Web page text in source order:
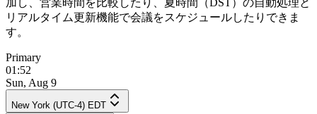
リアルタイム更新機能で会議をスケジュールしたりできま
す。
Primary
01:52
Sun, Aug 9
New York (UTC-4) EDT